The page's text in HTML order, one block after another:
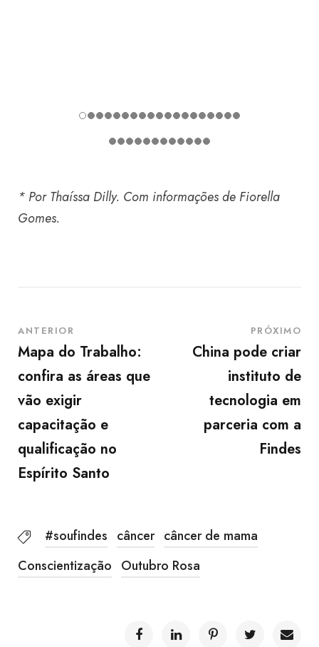
* Por Thaíssa Dilly. Com informações de Fiorella
Gomes.
ANTERIOR
Mapa do Trabalho:
confira as áreas que
vão exigir
capacitação e
qualificação no
Espírito Santo
PRÓXIMO
China pode criar
instituto de
tecnologia em
parceria com a
Findes
#soufindes câncer câncer de mama
Conscientização Outubro Rosa